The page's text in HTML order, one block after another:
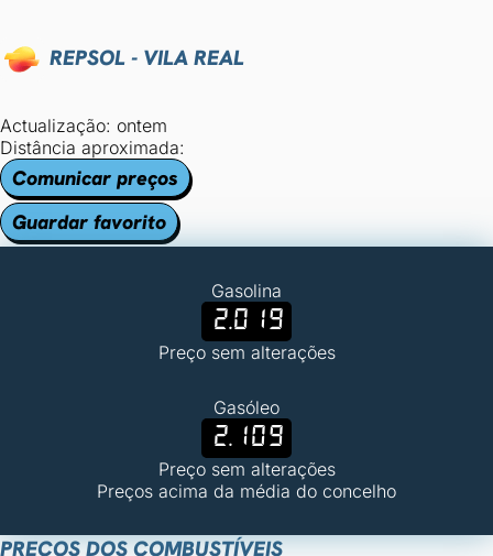
REPSOL - VILA REAL
Actualização: ontem
Distância aproximada:
Comunicar preços
Guardar favorito
Gasolina
2.019
Preço sem alterações
Gasóleo
2.109
Preço sem alterações
Preços acima da média do concelho
PREÇOS DOS COMBUSTÍVEIS